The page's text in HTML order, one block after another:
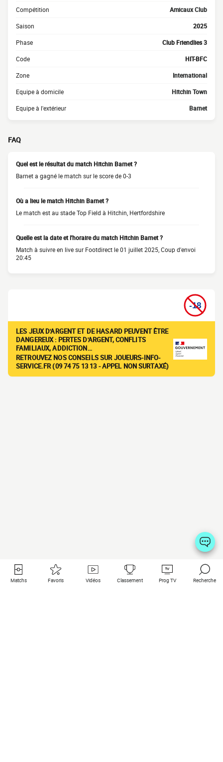
Compétition Amicaux Club
Saison 2025
Phase Club Friendlies 3
Code HIT-BFC
Zone International
Equipe à domicile Hitchin Town
Equipe à l'extérieur Barnet
FAQ
Quel est le résultat du match Hitchin Barnet ?
Barnet a gagné le match sur le score de 0-3
Où a lieu le match Hitchin Barnet ?
Le match est au stade Top Field à Hitchin, Hertfordshire
Quelle est la date et l'horaire du match Hitchin Barnet ?
Match à suivre en live sur Footdirect le 01 juillet 2025, Coup d'envoi
20:45
LES JEUX D'ARGENT ET DE HASARD PEUVENT ÊTRE
DANGEREUX : PERTES D'ARGENT, CONFLITS
FAMILIAUX, ADDICTION…
RETROUVEZ NOS CONSEILS SUR JOUEURS-INFO-
SERVICE.FR (09 74 75 13 13 - APPEL NON SURTAXÉ)
Matchs Favoris Vidéos Classement Prog TV Recherche